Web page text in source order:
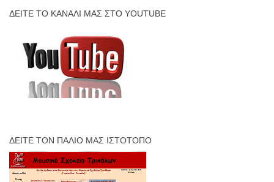
ΔΕΊΤΕ ΤΟ ΚΑΝΆΛΙ ΜΑΣ ΣΤΟ YOUTUBE
ΔΕΊΤΕ ΤΟΝ ΠΑΛΙΌ ΜΑΣ ΙΣΤΌΤΟΠΟ